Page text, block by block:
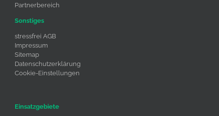
Partnerbereich
Sonstiges
stressfrei AGB
Impressum
Sitemap
Datenschutzerklärung
Cookie-Einstellungen
Einsatzgebiete